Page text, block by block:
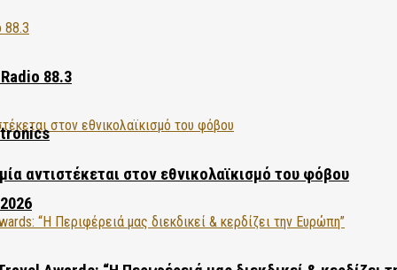
88.3
αντιστέκεται στον εθνικολαϊκισμό του φόβου